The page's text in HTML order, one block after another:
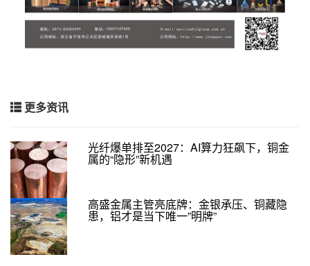
更多资讯
光纤爆单排至2027：AI算力狂飙下，铜金
属的“隐形”新机遇
高盛金属主管亮底牌：金银承压、铜藏隐
患，铝才是当下唯一”明牌”